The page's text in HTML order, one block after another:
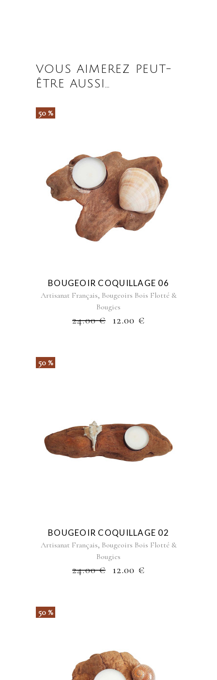
VOUS AIMEREZ PEUT-
ÊTRE AUSSI…
50 %
BOUGEOIR COQUILLAGE 06
Artisanat Français, Bougeoirs Bois Flotté &
Bougies
24.00€ 12.00 €
50 %
BOUGEOIR COQUILLAGE 02
Artisanat Français, Bougeoirs Bois Flotté &
Bougies
24.00€ 12.00 €
50 %